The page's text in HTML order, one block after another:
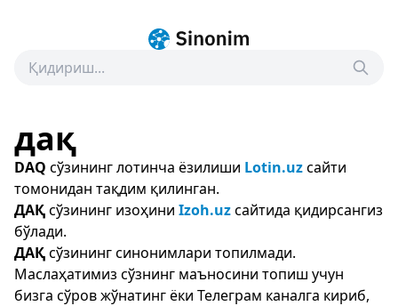
дақ
DAQ сўзининг лотинча ёзилиши Lotin.uzсайти
томонидан тақдим қилинган.
ДАҚсўзининг изоҳини Izoh.uzсайтида қидирсангиз
бўлади.
ДАҚсўзининг синонимлари топилмади.
Маслаҳатимиз сўзнинг маъносини топиш учун
бизга сўров жўнатинг ёки Телеграм каналга кириб,